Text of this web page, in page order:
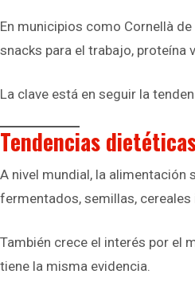
En municipios como Cornellà
snacks para el trabajo, proteína
La clave está en seguir la
Tendencias
A nivel mundial, la alimentación
fermentados, semillas,
También crece el interés por el
tiene la misma evidencia.